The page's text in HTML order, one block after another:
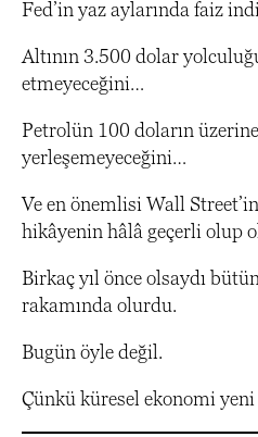
Fed’in yaz aylarında faiz
Altının 3.500 dolar
etmeyeceğini…
Petrolün 100 doların
yerleşemeyeceğini…
Ve en önemlisi Wall
hikâyenin hâlâ geçerli olup
Birkaç yıl önce olsaydı
rakamında olurdu.
Bugün öyle değil.
Çünkü küresel ekonomi